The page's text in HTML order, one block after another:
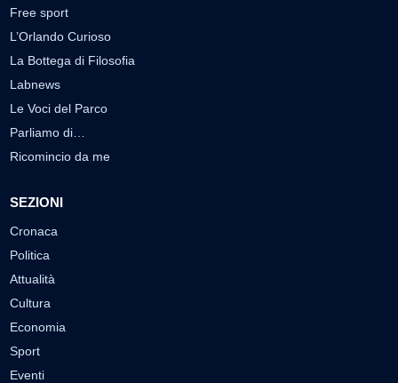
Free sport
L’Orlando Curioso
La Bottega di Filosofia
Labnews
Le Voci del Parco
Parliamo di…
Ricomincio da me
SEZIONI
Cronaca
Politica
Attualità
Cultura
Economia
Sport
Eventi